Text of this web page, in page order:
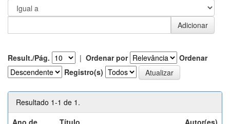
Result./Pág. | Ordenar por
Ordenar
Registro(s)
Resultado 1-1 de 1.
Ano de
Título Autor(es)